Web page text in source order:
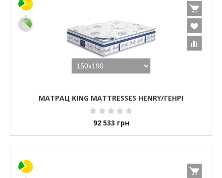
МАТРАЦ KING MATTRESSES HENRY/ГЕНРІ
92 533 грн